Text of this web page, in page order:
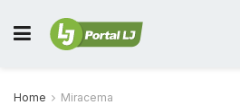
Home Miracema